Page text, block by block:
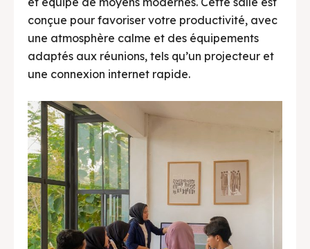
conçue pour favoriser votre productivité, avec
une atmosphère calme et des équipements
adaptés aux réunions, tels qu’un projecteur et
une connexion internet rapide.